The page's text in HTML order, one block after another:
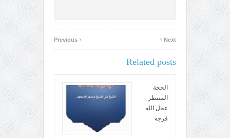
‹ Next
›
Related posts
الحجة
المنتظر
عجل الله
فرجه